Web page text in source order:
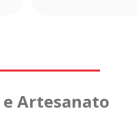
Artesanato